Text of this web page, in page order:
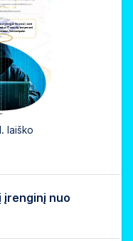
laiško
įrenginį nuo